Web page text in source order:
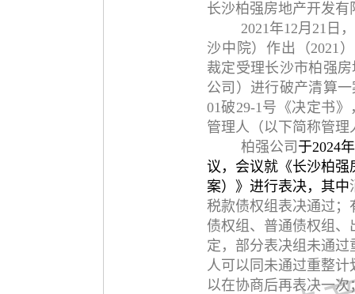
长沙柏强房地产开发有
2021年12月21日
沙中院）作出（2021
裁定受理长沙市柏强
公司）进行破产清算
01破29-1号《决定书
管理人（以下简称管理
柏强公司 于2024
议，会议就《长沙柏
案）》进行表决，其中
税款债权组表决通过
债权组、普通债权组
定，部分表决组未通
人可以同未通过重整
以在协商后再表决一